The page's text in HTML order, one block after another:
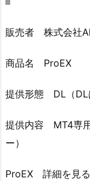
販売者 株式会社
商品名 ProEX
提供形態 DL（DL
提供内容 MT4専
ー）
ProEX 詳細を見る